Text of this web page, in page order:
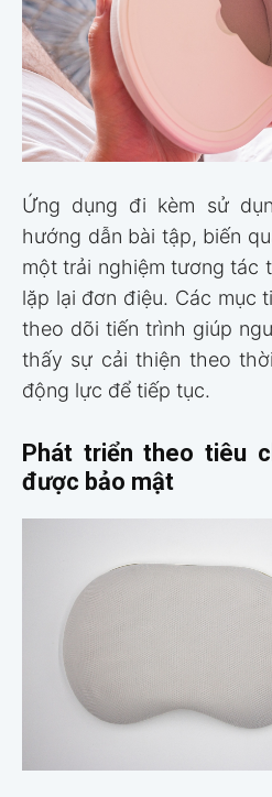
Ứng dụng đi kèm sử
hướng dẫn bài tập, biến
một trải nghiệm tương tác
lặp lại đơn điệu. Các mục
theo dõi tiến trình giúp
thấy sự cải thiện theo
động lực để tiếp tục.
Phát triển theo tiêu
được bảo mật